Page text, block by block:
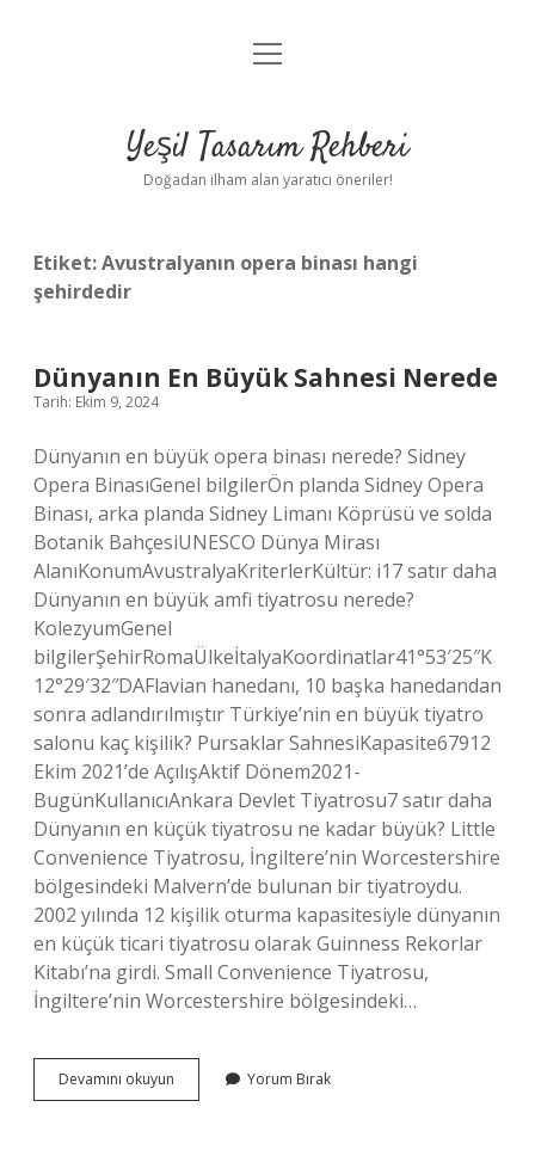
Anasayfa
Yasal Uyarı
menüyü
Yeşil Tasarım Rehberi
Doğadan ilham alan yaratıcı öneriler!
Etiket:Avustralyanın opera binası hangi
şehirdedir
Dünyanın En Büyük Sahnesi Nerede
Tarih: Ekim 9, 2024
Dünyanın en büyük opera binası nerede? Sidney
Opera BinasıGenel bilgilerÖn planda Sidney Opera
Binası, arka planda Sidney Limanı Köprüsü ve solda
Botanik BahçesiUNESCO Dünya Mirası
AlanıKonumAvustralyaKriterlerKültür: i17 satır daha
Dünyanın en büyük amfi tiyatrosu nerede?
KolezyumGenel
bilgilerŞehirRomaÜlkeİtalyaKoordinatlar41°53′25″K
12°29′32″DAFlavian hanedanı, 10 başka hanedandan
sonra adlandırılmıştır Türkiye’nin en büyük tiyatro
salonu kaç kişilik? Pursaklar SahnesiKapasite67912
Ekim 2021’de AçılışAktif Dönem2021-
BugünKullanıcıAnkara Devlet Tiyatrosu7 satır daha
Dünyanın en küçük tiyatrosu ne kadar büyük? Little
Convenience Tiyatrosu, İngiltere’nin Worcestershire
bölgesindeki Malvern’de bulunan bir tiyatroydu.
2002 yılında 12 kişilik oturma kapasitesiyle dünyanın
en küçük ticari tiyatrosu olarak Guinness Rekorlar
Kitabı’na girdi. Small Convenience Tiyatrosu,
İngiltere’nin Worcestershire bölgesindeki…
Devamını okuyun Dünyanın
En
Yorum Bırak